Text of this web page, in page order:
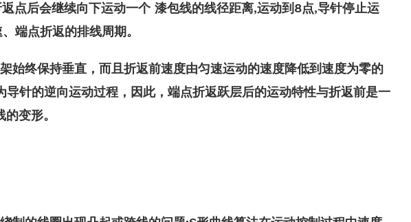
点后会继续向下运动一个 漆包线的线径距离,运动到8点,导针停止运
端点折返的排线周期。
始终保持垂直，而且折返前速度由匀速运动的速度降低到速度为零的
针的逆向运动过程，因此，端点折返跃层后的运动特性与折返前是一
变形。